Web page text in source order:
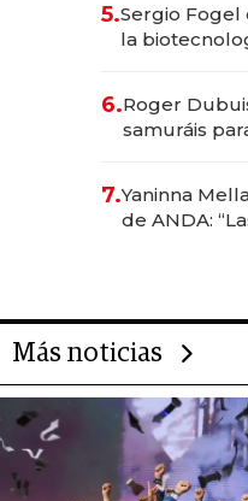
5.Sergio Fogel
la
6.Roger
samuráis
7.Yaninna
de ANDA:
Más noticias